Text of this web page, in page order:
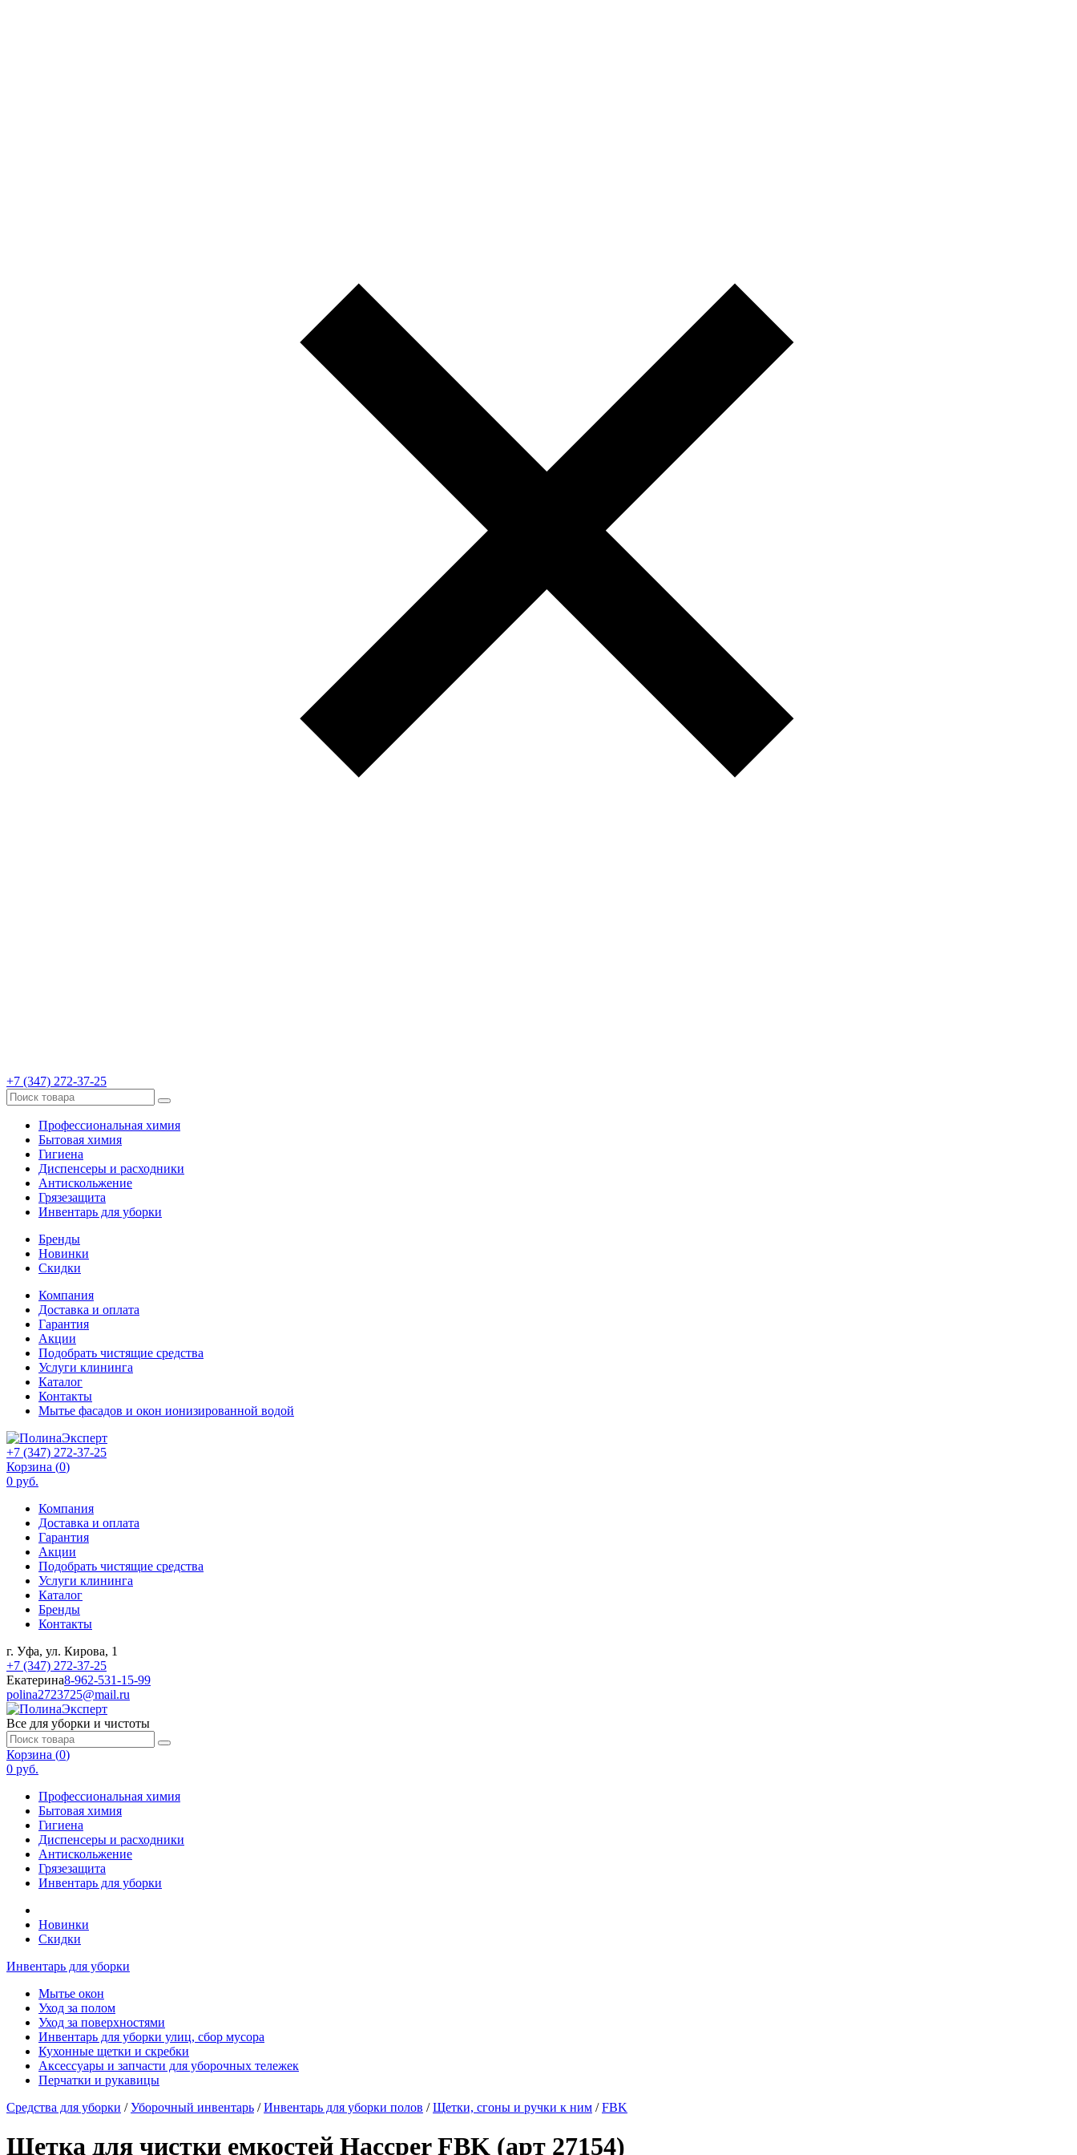
+7 (347) 272-37-25
Профессиональная химия
Бытовая химия
Гигиена
Диспенсеры и расходники
Антискольжение
Грязезащита
Инвентарь для уборки
Бренды
Новинки
Скидки
Компания
Доставка и оплата
Гарантия
Акции
Подобрать чистящие средства
Услуги клининга
Каталог
Контакты
Мытье фасадов и окон ионизированной водой
+7 (347) 272-37-25
Корзина (0)
0 руб.
Компания
Доставка и оплата
Гарантия
Акции
Подобрать чистящие средства
Услуги клининга
Каталог
Бренды
Контакты
г. Уфа, ул. Кирова, 1
+7 (347) 272-37-25
Екатерина8-962-531-15-99
polina2723725@mail.ru
Все для уборки и чистоты
Корзина (0)
0 руб.
Профессиональная химия
Бытовая химия
Гигиена
Диспенсеры и расходники
Антискольжение
Грязезащита
Инвентарь для уборки
Новинки
Скидки
Инвентарь для уборки
Мытье окон
Уход за полом
Уход за поверхностями
Инвентарь для уборки улиц, сбор мусора
Кухонные щетки и скребки
Аксессуары и запчасти для уборочных тележек
Перчатки и рукавицы
Средства для уборки /Уборочный инвентарь /Инвентарь для уборки полов /Щетки, сгоны и ручки к ним /FBK
Щетка для чистки емкостей Haccper FBK (арт 27154)